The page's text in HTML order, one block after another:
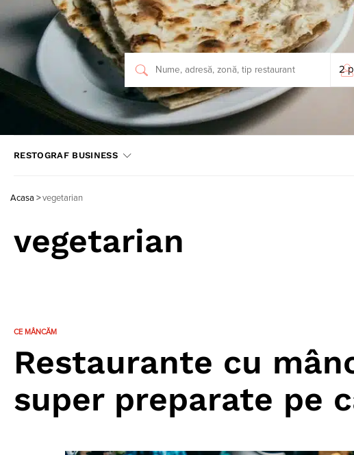
RESTOGRAF BUSINESS
Acasa >vegetarian
vegetarian
CE MÂNCĂM
Restaurante cu
super preparate pe